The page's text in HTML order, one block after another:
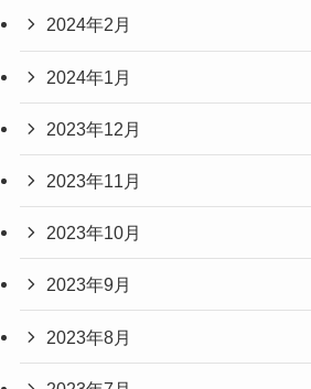
2024年2月
2024年1月
2023年12月
2023年11月
2023年10月
2023年9月
2023年8月